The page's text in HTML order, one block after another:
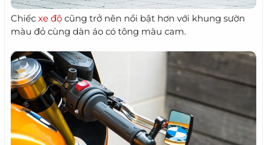
Chiếc xe độ cũng trở nên nổi bật hơn với khung sườn
màu đỏ cùng dàn áo có tông màu cam.